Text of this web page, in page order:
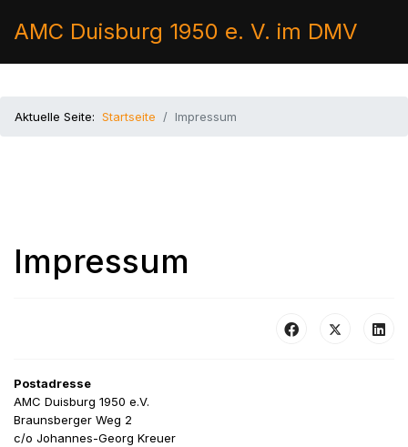
AMC Duisburg 1950 e. V. im DMV
Aktuelle Seite: Startseite Impressum
Impressum
Postadresse
AMC Duisburg 1950 e.V.
Braunsberger Weg 2
c/o Johannes-Georg Kreuer